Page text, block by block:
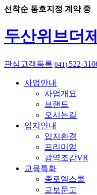
선착순 동호지정 계약 중
두산위브더
관심고객등록 041) 522-
사업안내
사업개요
브랜드
오시는길
입지안내
입지환경
프리미엄
광역조감VR
교육특화
종로엠스쿨
교보문고